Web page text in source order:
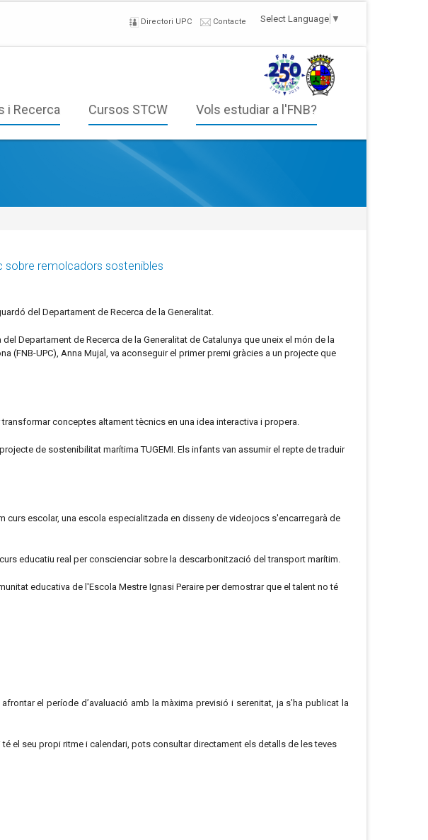
Select Language ▼
Directori UPC Contacte
i Recerca Cursos STCW Vols estudiar a l'FNB?
sobre remolcadors sostenibles
del Departament de Recerca de la Generalitat.
Departament de Recerca de la Generalitat de Catalunya que uneix el món de la
UPC), Anna Mujal, va aconseguir el primer premi gràcies a un projecte que
conceptes altament tècnics en una idea interactiva i propera.
de sostenibilitat marítima TUGEMI. Els infants van assumir el repte de traduir
escolar, una escola especialitzada en disseny de videojocs s'encarregarà de
educatiu real per conscienciar sobre la descarbonització del transport marítim.
educativa de l'Escola Mestre Ignasi Peraire per demostrar que el talent no té
el període d’avaluació amb la màxima previsió i serenitat, ja s’ha publicat la
el seu propi ritme i calendari, pots consultar directament els detalls de les teves